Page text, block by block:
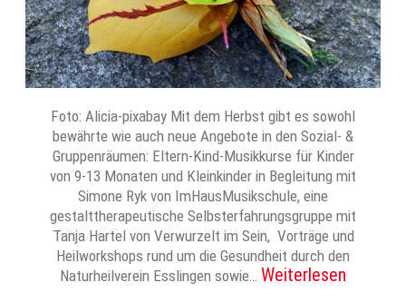
Foto: Alicia-pixabay Mit dem Herbst gibt es sowohl
bewährte wie auch neue Angebote in den Sozial- &
Gruppenräumen: Eltern-Kind-Musikkurse für Kinder
von 9-13 Monaten und Kleinkinder in Begleitung mit
Simone Ryk von ImHausMusikschule, eine
gestalttherapeutische Selbsterfahrungsgruppe mit
Tanja Hartel von Verwurzelt im Sein, Vorträge und
Heilworkshops rund um die Gesundheit durch den
Naturheilverein Esslingen sowie… Weiterlesen